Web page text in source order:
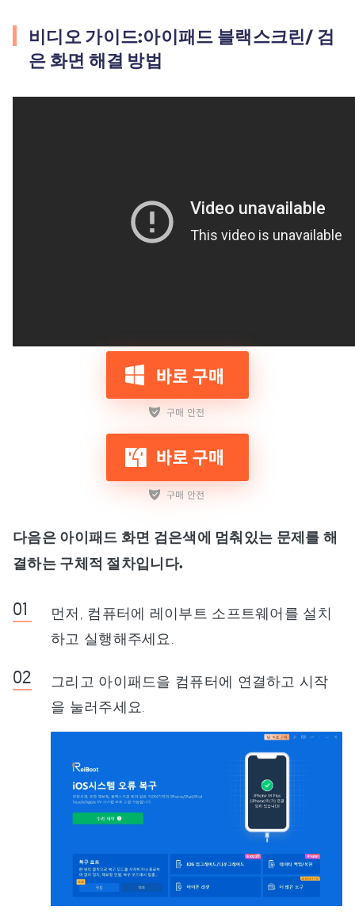
비디오 가이드:아이패드 블랙스크린/ 검
은 화면 해결 방법
다음은 아이패드 화면 검은색에 멈춰있는 문제를 해
결하는 구체적 절차입니다.
먼저, 컴퓨터에 레이부트 소프트웨어를 설치
하고 실행해주세요.
그리고 아이패드을 컴퓨터에 연결하고 시작
을 눌러주세요.